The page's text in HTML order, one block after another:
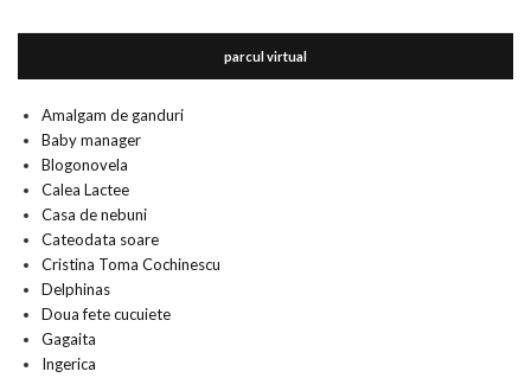
parcul virtual
Amalgam de ganduri
Baby manager
Blogonovela
Calea Lactee
Casa de nebuni
Cateodata soare
Cristina Toma Cochinescu
Delphinas
Doua fete cucuiete
Gagaita
Ingerica